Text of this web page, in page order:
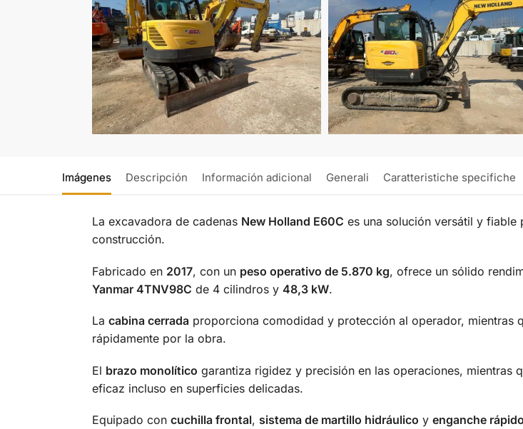
Imágenes Descripción Información adicional Generali Caratteristiche specifiche
La excavadora de cadenas New Holland E60C es una solución versátil y
construcción.
Fabricado en 2017, con un peso operativo de 5.870 kg, ofrece un sólido
Yanmar 4TNV98C de 4 cilindros y 48,3 kW.
La cabina cerradaproporciona comodidad y protección al operador, mientras
rápidamente por la obra.
El brazo monolítico garantiza rigidez y precisión en las operaciones, mientras
eficaz incluso en superficies delicadas.
Equipado con cuchilla frontal, sistema de martillo hidráulico y enganche